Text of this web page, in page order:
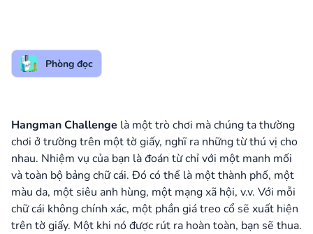
Phòng đọc
Hangman Challenge là một trò chơi mà chúng ta thường
chơi ở trường trên một tờ giấy, nghĩ ra những từ thú vị cho
nhau. Nhiệm vụ của bạn là đoán từ chỉ với một manh mối
và toàn bộ bảng chữ cái. Đó có thể là một thành phố, một
màu da, một siêu anh hùng, một mạng xã hội, v.v. Với mỗi
chữ cái không chính xác, một phần giá treo cổ sẽ xuất hiện
trên tờ giấy. Một khi nó được rút ra hoàn toàn, bạn sẽ thua.